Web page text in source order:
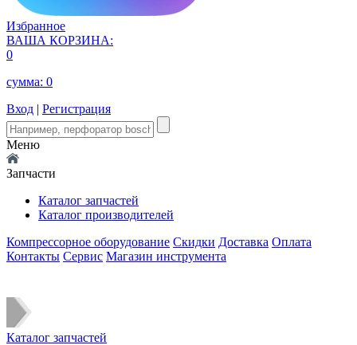
Избранное
ВАША КОРЗИНА:
0
сумма: 0
Вход | Регистрация
Меню
Запчасти
Каталог запчастей
Каталог производителей
Компрессорное оборудование Скидки Доставка Оплата
Контакты Сервис Магазин инструмента
Каталог запчастей